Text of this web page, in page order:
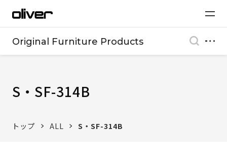
Original Furniture Products
S・SF-314B
トップ ALL S・SF-314B